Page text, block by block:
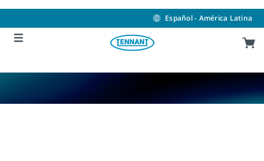
content
navigation
menu
Español - América Latina